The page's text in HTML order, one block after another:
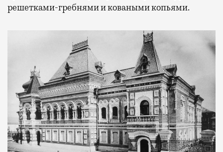
решетками-гребнями и коваными копьями.